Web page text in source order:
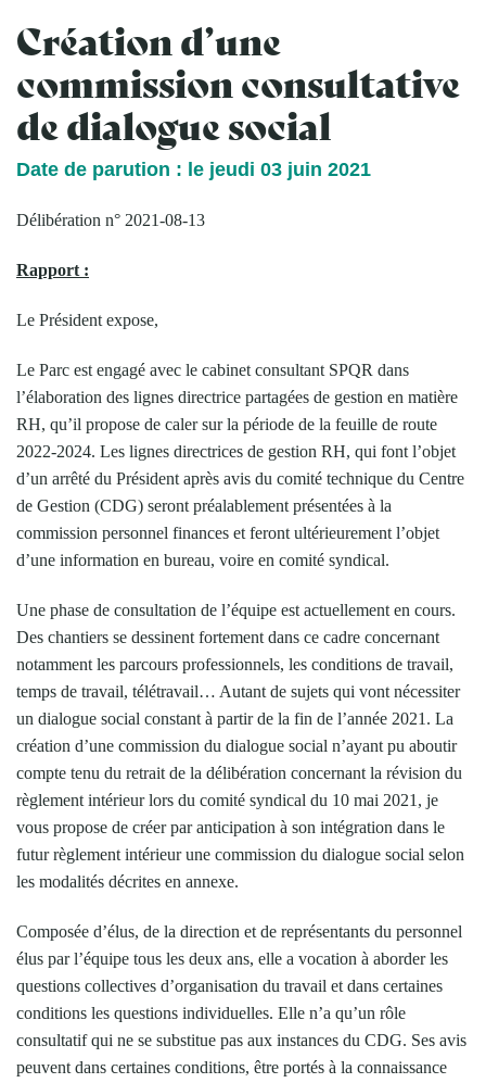
Création d’une
commission consultative
de dialogue social
Date de parution : le jeudi 03 juin 2021
Délibération n° 2021-08-13
Rapport :
Le Président expose,
Le Parc est engagé avec le cabinet consultant SPQR dans
l’élaboration des lignes directrice partagées de gestion en matière
RH, qu’il propose de caler sur la période de la feuille de route
2022-2024. Les lignes directrices de gestion RH, qui font l’objet
d’un arrêté du Président après avis du comité technique du Centre
de Gestion (CDG) seront préalablement présentées à la
commission personnel finances et feront ultérieurement l’objet
d’une information en bureau, voire en comité syndical.
Une phase de consultation de l’équipe est actuellement en cours.
Des chantiers se dessinent fortement dans ce cadre concernant
notamment les parcours professionnels, les conditions de travail,
temps de travail, télétravail… Autant de sujets qui vont nécessiter
un dialogue social constant à partir de la fin de l’année 2021. La
création d’une commission du dialogue social n’ayant pu aboutir
compte tenu du retrait de la délibération concernant la révision du
règlement intérieur lors du comité syndical du 10 mai 2021, je
vous propose de créer par anticipation à son intégration dans le
futur règlement intérieur une commission du dialogue social selon
les modalités décrites en annexe.
Composée d’élus, de la direction et de représentants du personnel
élus par l’équipe tous les deux ans, elle a vocation à aborder les
questions collectives d’organisation du travail et dans certaines
conditions les questions individuelles. Elle n’a qu’un rôle
consultatif qui ne se substitue pas aux instances du CDG. Ses avis
peuvent dans certaines conditions, être portés à la connaissance